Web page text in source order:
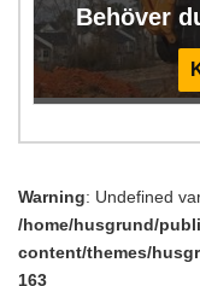
Behöver
Warning: Undefined
/home/husgrund/
content/themes/
163